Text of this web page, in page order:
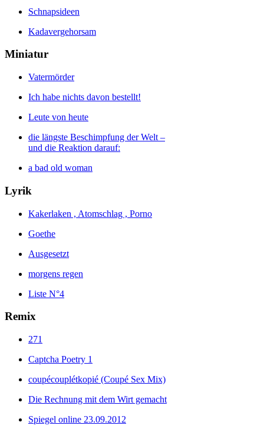
Schnapsideen
Kadavergehorsam
Miniatur
Vatermörder
Ich habe nichts davon bestellt!
Leute von heute
die längste Beschimpfung der Welt –
und die Reaktion darauf:
a bad old woman
Lyrik
Kakerlaken , Atomschlag , Porno
Goethe
Ausgesetzt
morgens regen
Liste N°4
Remix
271
Captcha Poetry 1
coupécouplétkopié (Coupé Sex Mix)
Die Rechnung mit dem Wirt gemacht
Spiegel online 23.09.2012